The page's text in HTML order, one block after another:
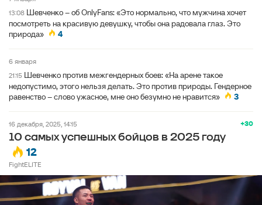
13:08 Шевченко – об OnlyFans: «Это нормально, что мужчина хочет
посмотреть на красивую девушку, чтобы она радовала глаз. Это
природа»
4
6 января
21:15 Шевченко против межгендерных боев: «На арене такое
недопустимо, этого нельзя делать. Это против природы. Гендерное
равенство – слово ужасное, мне оно безумно не нравится»
3
+30
16 декабря, 2025, 14:15
10 самых успешных бойцов в 2025 году
12
FightELITE